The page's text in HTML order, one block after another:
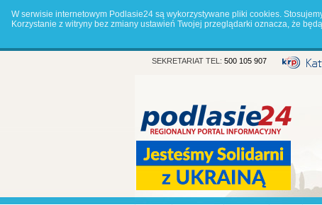
W serwisie internetowym Podlasie24 są wykorzystywane pliki cookies.
Korzystanie z witryny bez zmiany ustawień Twojej przeglądarki oznacza, że
SEKRETARIAT TEL: 500 105 907